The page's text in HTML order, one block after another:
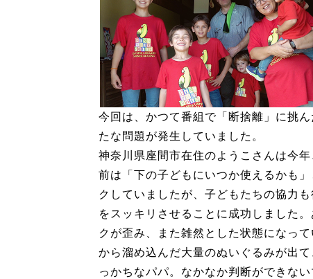
今回は、かつて番組で「断捨離」に挑
たな問題が発生していました。
神奈川県座間市在住のようこさんは今
前は「下の子どもにいつか使えるかも
クしていましたが、子どもたちの協力
をスッキリさせることに成功しました
クが歪み、また雑然とした状態になっ
から溜め込んだ大量のぬいぐるみが出
っかちなパパ。なかなか判断ができな